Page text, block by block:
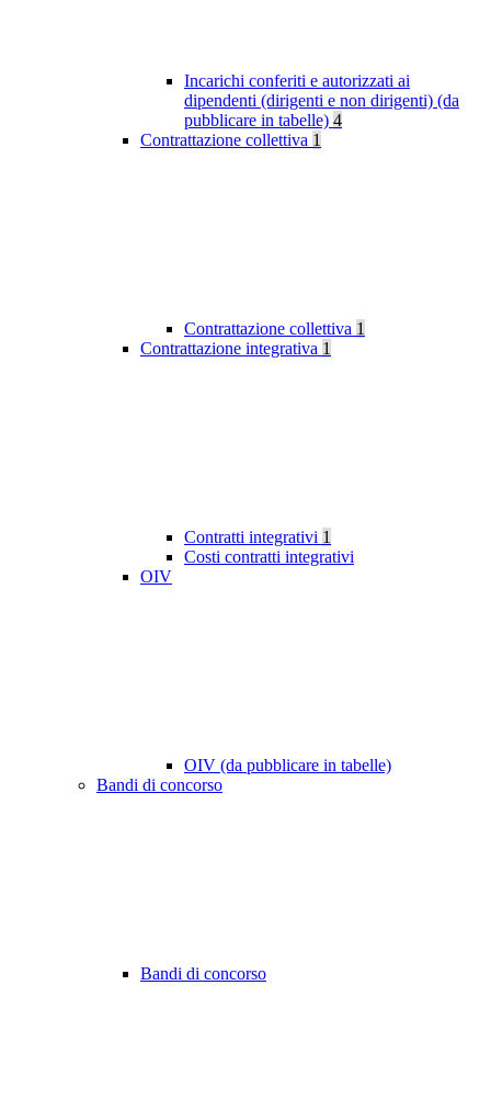
Incarichi conferiti e autorizzati ai
dipendenti (dirigenti e non dirigenti) (da
pubblicare in tabelle) 4
Contrattazione collettiva 1
Contrattazione collettiva 1
Contrattazione integrativa 1
Contratti integrativi 1
Costi contratti integrativi
OIV
OIV (da pubblicare in tabelle)
Bandi di concorso
Bandi di concorso